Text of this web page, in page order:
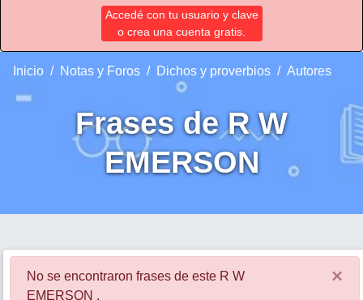
Accedé con tu usuario y clave
o crea una cuenta gratis.
Inicio Notas y Foros Dichos y proverbios Autores
Frases de R W
EMERSON
No se encontraron frases de este R W
EMERSON .
×